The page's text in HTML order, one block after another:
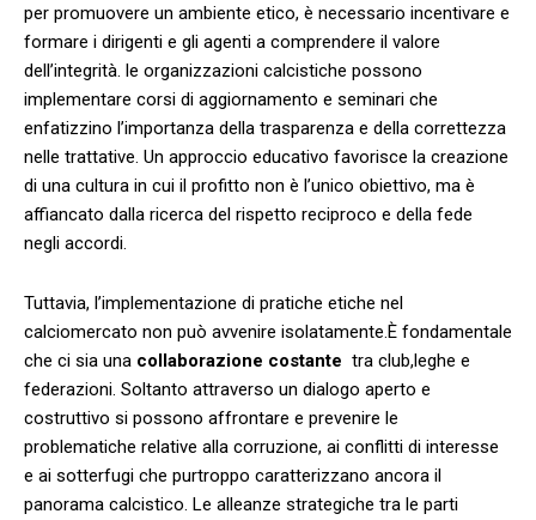
per promuovere un ambiente etico, è necessario incentivare e
formare i dirigenti e gli agenti⁣ a comprendere il valore
dell’integrità. le organizzazioni calcistiche possono​
implementare corsi di aggiornamento e seminari che
enfatizzino l’importanza della trasparenza ⁣e della correttezza
nelle trattative. Un approccio educativo‌ favorisce la creazione
di una cultura in​ cui il profitto non è l’unico obiettivo, ma è
affiancato dalla ricerca del rispetto reciproco e della fede
negli accordi.
Tuttavia, l’implementazione di pratiche etiche nel
calciomercato non può‍ avvenire isolatamente.È fondamentale
che ci sia una collaborazione costante ⁣ tra club,leghe e
federazioni. Soltanto attraverso un dialogo aperto e
costruttivo si possono affrontare e prevenire le
problematiche relative alla corruzione, ai ⁣conflitti di ​interesse
e ai ​sotterfugi​ che purtroppo caratterizzano ancora il
panorama calcistico. Le alleanze strategiche tra le parti